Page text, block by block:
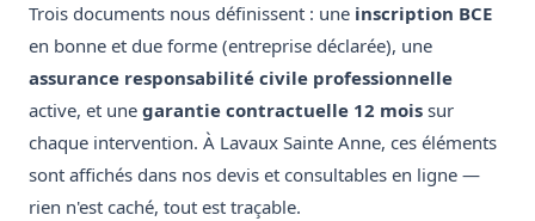
Trois documents nous définissent : une inscription BCE
en bonne et due forme (entreprise déclarée), une
assurance responsabilité civile professionnelle
active, et une garantie contractuelle 12 mois sur
chaque intervention. À Lavaux Sainte Anne, ces éléments
sont affichés dans nos devis et consultables en ligne —
rien n'est caché, tout est traçable.